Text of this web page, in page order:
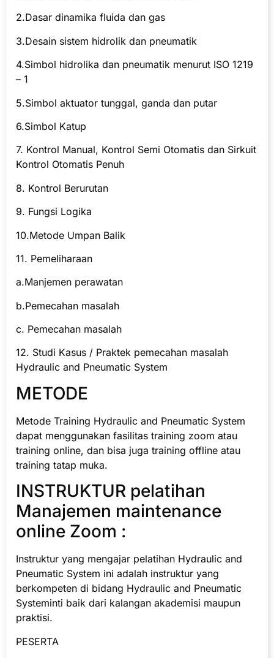
2.Dasar dinamika fluida dan gas
3.Desain sistem hidrolik dan pneumatik
4.Simbol hidrolika dan pneumatik menurut ISO 1219
– 1
5.Simbol aktuator tunggal, ganda dan putar
6.Simbol Katup
7. Kontrol Manual, Kontrol Semi Otomatis dan Sirkuit
Kontrol Otomatis Penuh
8. Kontrol Berurutan
9. Fungsi Logika
10.Metode Umpan Balik
11. Pemeliharaan
a.Manjemen perawatan
b.Pemecahan masalah
c. Pemecahan masalah
12. Studi Kasus / Praktek pemecahan masalah
Hydraulic and Pneumatic System
METODE
Metode Training Hydraulic and Pneumatic System
dapat menggunakan fasilitas training zoom atau
training online, dan bisa juga training offline atau
training tatap muka.
INSTRUKTUR pelatihan
Manajemen maintenance
online Zoom :
Instruktur yang mengajar pelatihan Hydraulic and
Pneumatic System ini adalah instruktur yang
berkompeten di bidang Hydraulic and Pneumatic
Systeminti baik dari kalangan akademisi maupun
praktisi.
PESERTA